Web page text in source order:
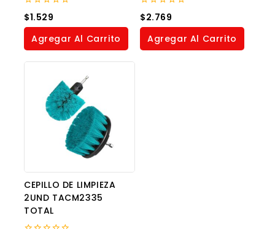
0
out
of
$1.529
Agregar Al Carrito
0
out
of
$2.769
Agregar Al Carrito
CEPILLO DE LIMPIEZA
2UND TACM2335
TOTAL